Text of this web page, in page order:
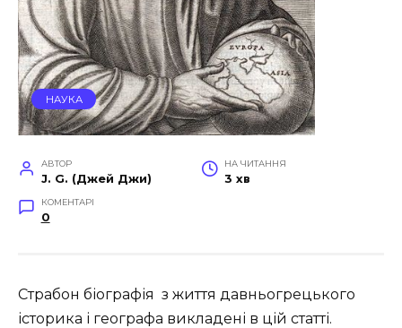
НАУКА
АВТОР
J. G. (Джей Джи)
НА ЧИТАННЯ
3 хв
КОМЕНТАРІ
0
Страбон біографія з життя давньогрецького
історика і географа викладені в цій статті.